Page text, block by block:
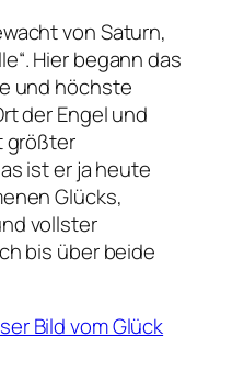
von Saturn,
Hier begann das
und höchste
der Engel und
größter
ist er ja heute
Glücks,
vollster
bis über beide
Bild vom Glück